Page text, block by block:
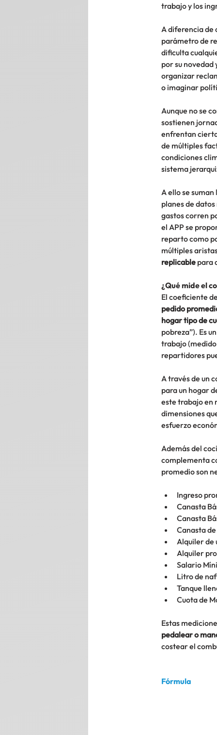
trabajo y los
A diferencia de
parámetro de
dificulta
por su
organizar
o imaginar
Aunque no se
sostienen
enfrentan
de múltiples
condiciones
sistema
A ello se
planes de
gastos corren
el APP se
reparto como
múltiples
replicable para
¿Qué mide el
El coeficiente
pedido
hogar tipo de
pobreza”). Es
trabajo (medido
repartidores
A través de un
para un hogar
este trabajo en
dimensiones
esfuerzo
Además del
complementa
promedio son
Ingreso
Canasta
Canasta
Canasta
Alquiler de
Alquiler
Salario
Litro de
Tanque
Cuota de
Estas
pedalear o
costear el
Fórmula